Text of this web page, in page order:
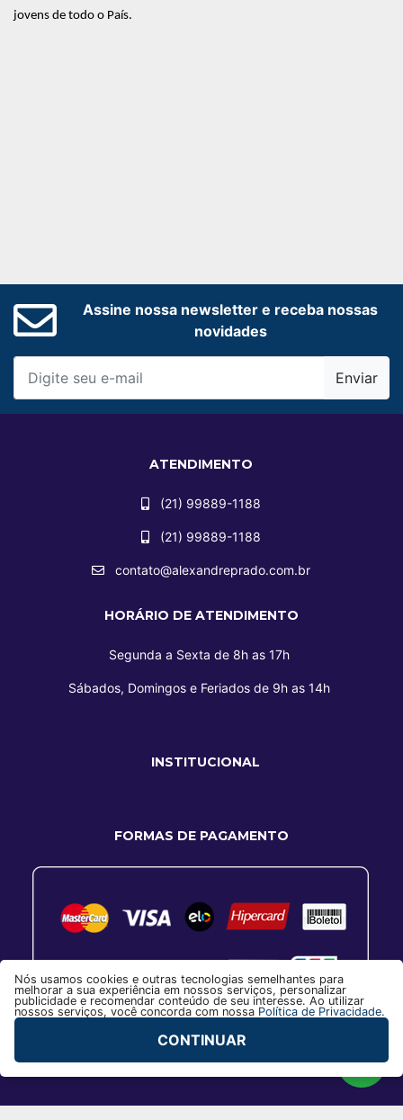
jovens de todo o País.
Assine nossa newsletter e receba nossas
novidades
Enviar
ATENDIMENTO
(21) 99889-1188
(21) 99889-1188
contato@alexandreprado.com.br
HORÁRIO DE ATENDIMENTO
Segunda a Sexta de 8h as 17h
Sábados, Domingos e Feriados de 9h as 14h
INSTITUCIONAL
FORMAS DE PAGAMENTO
Nós usamos cookies e outras tecnologias semelhantes para
melhorar a sua experiência em nossos serviços, personalizar
publicidade e recomendar conteúdo de seu interesse. Ao utilizar
nossos serviços, você concorda com nossa Política de Privacidade.
CONTINUAR